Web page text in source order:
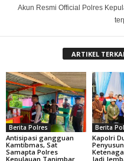
Akun Resmi Official Polres
ARTIKEL
Berita Polres
Antisipasi gangguan
Kamtibmas, Sat
Samapta Polres
Kepulauan Tanimbar
Berita
Kapolri
Jadi